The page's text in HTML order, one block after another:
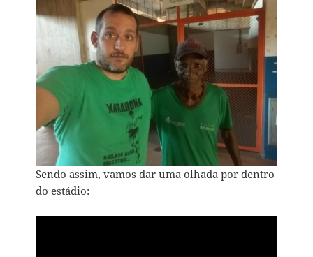
Sendo assim, vamos dar uma olhada por dentro
do estádio: